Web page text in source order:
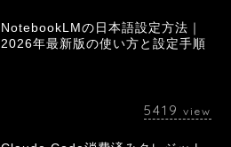
NotebookLMの日本語設定方法｜
2026年最新版の使い方と設定手順
5419 view
会社概要
採用情報